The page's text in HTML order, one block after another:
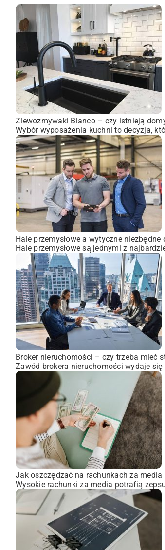
Zlewozmywaki Blanco – czy istnieją
Wybór wyposażenia kuchni to decyzja,
Hale przemysłowe a wytyczne
Hale przemysłowe są jednymi z
Broker nieruchomości – czy trzeba mieć
Zawód brokera nieruchomości wydaje
Jak oszczędzać na rachunkach za
Wysokie rachunki za media potrafią